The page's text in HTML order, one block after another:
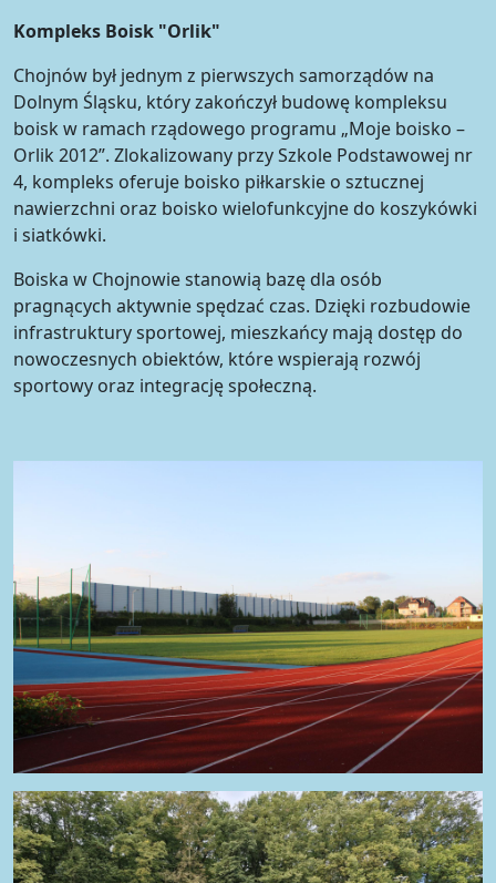
Kompleks Boisk "Orlik"
Chojnów był jednym z pierwszych samorządów na
Dolnym Śląsku, który zakończył budowę kompleksu
boisk w ramach rządowego programu „Moje boisko –
Orlik 2012”. Zlokalizowany przy Szkole Podstawowej nr
4, kompleks oferuje boisko piłkarskie o sztucznej
nawierzchni oraz boisko wielofunkcyjne do koszykówki
i siatkówki.
Boiska w Chojnowie stanowią bazę dla osób
pragnących aktywnie spędzać czas. Dzięki rozbudowie
infrastruktury sportowej, mieszkańcy mają dostęp do
nowoczesnych obiektów, które wspierają rozwój
sportowy oraz integrację społeczną.